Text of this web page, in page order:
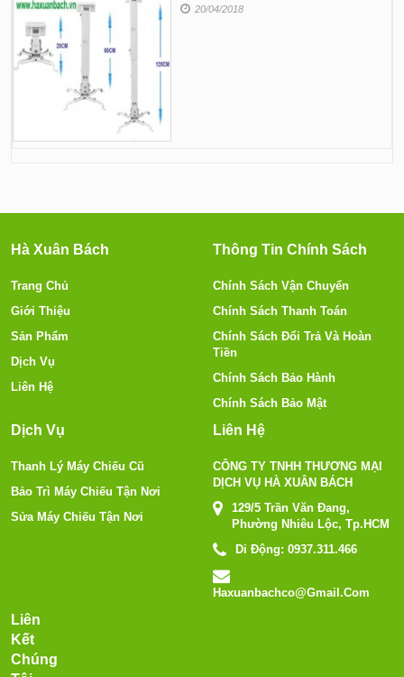
20/04/2018
Hà Xuân Bách
Trang Chủ
Giới Thiệu
Sản Phẩm
Dịch Vụ
Liên Hệ
Thông Tin Chính Sách
Chính Sách Vận Chuyển
Chính Sách Thanh Toán
Chính Sách Đổi Trả Và Hoàn
Tiền
Chính Sách Bảo Hành
Chính Sách Bảo Mật
Dịch Vụ
Thanh Lý Máy Chiếu Cũ
Bảo Trì Máy Chiếu Tận Nơi
Sửa Máy Chiếu Tận Nơi
Liên Hệ
CÔNG TY TNHH THƯƠNG MẠI
DỊCH VỤ HÀ XUÂN BÁCH
129/5 Trần Văn Đang,
Phường Nhiêu Lộc, Tp.HCM
Di Động: 0937.311.466
Haxuanbachco@gmail.com
Liên
Kết
Chúng